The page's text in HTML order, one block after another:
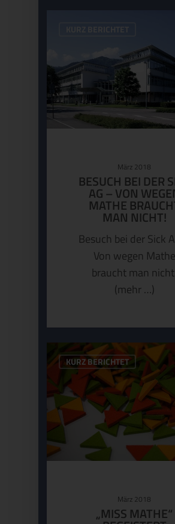
KURZ BERICHTET
März 2018
BESUCH BEI DER
AG – VON
MATHE
MAN NICHT!
Besuch bei der Sick
Von wegen Mathe
braucht man
(mehr …)
KURZ BERICHTET
März 2018
„MISS MATHE“